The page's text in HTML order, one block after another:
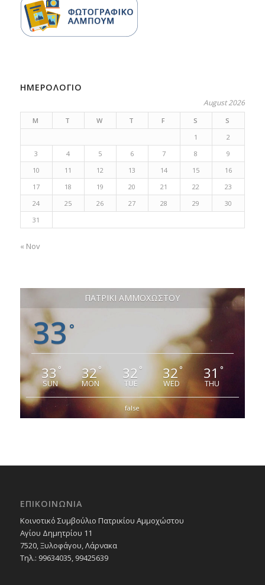
ΗΜΕΡΟΛΟΓΙΟ
August 2026
M T W T F S
S
1
2
3
4 5 6 7 8
9
10
11 12 13 14 15
16
17
18 19 20 21 22
23
24
25 26 27 28 29
30
31
« Nov
ΠΑΤΡΙΚΙ ΑΜΜΟΧΩΣΤΟΥ
33 °
33°
SUN
32°
MON
32 °
TUE
32 °
WED
31 °
THU
false
ΕΠΙΚΟΙΝΩΝΙΑ
Κοινοτικό Συμβούλιο Πατρικίου Αμμοχώστου
Αγίου Δημητρίου 11
7520, Ξυλοφάγου, Λάρνακα
Τηλ.: 99634035, 99425639